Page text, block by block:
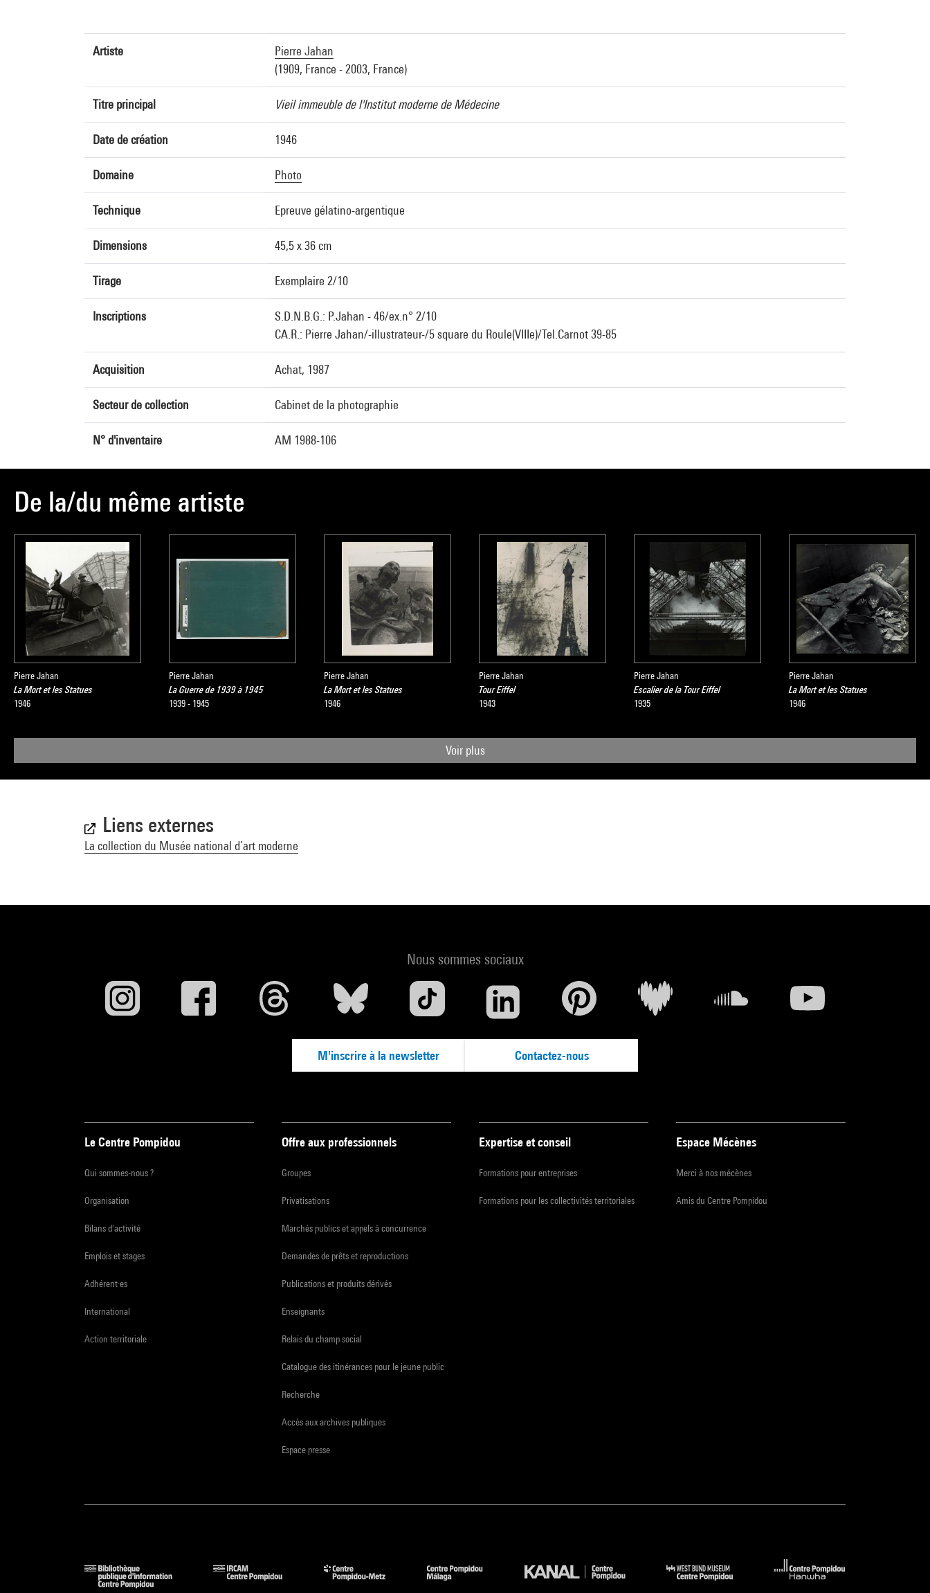
Artiste
Pierre Jahan
(1909, France - 2003, France)
Titre principal Vieil immeuble de l'Institut moderne de Médecine
Date de création 1946
Domaine Photo
Technique Epreuve gélatino-argentique
Dimensions 45,5 x 36 cm
Tirage Exemplaire 2/10
Inscriptions
S.D.N.B.G.: P.Jahan - 46/ex.n° 2/10
CA.R.: Pierre Jahan/-illustrateur-/5 square du Roule(VIIIe)/Tel.Carnot 39-85
Acquisition Achat, 1987
Secteur de collection Cabinet de la photographie
N° d'inventaire AM 1988-106
De la/du même artiste
Pierre Jahan
La Mort et les Statues
1946
Pierre Jahan
La Guerre de 1939 à 1945
1939 - 1945
Pierre Jahan
La Mort et les Statues
1946
Pierre Jahan
Tour Eiffel
1943
Pierre Jahan
Escalier de la Tour Eiffel
1935
Pierre Jahan
La Mort et les Statues
1946
Voir plus
Liens externes
La collection du Musée national d’art moderne
Nous sommes sociaux
M'inscrire à la newsletter Contactez-nous
Le Centre Pompidou
Qui sommes-nous ?
Organisation
Bilans d'activité
Emplois et stages
Adhérent·es
International
Action territoriale
Offre aux professionnels
Groupes
Privatisations
Marchés publics et appels à concurrence
Demandes de prêts et reproductions
Publications et produits dérivés
Enseignants
Relais du champ social
Catalogue des itinérances pour le jeune public
Recherche
Accès aux archives publiques
Espace presse
Expertise et conseil
Formations pour entreprises
Formations pour les collectivités territoriales
Espace Mécènes
Merci à nos mécènes
Amis du Centre Pompidou